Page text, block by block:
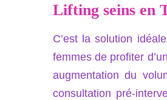
Lifting seins en
C’est la solution
femmes de profiter
augmentation du
consultation pré-